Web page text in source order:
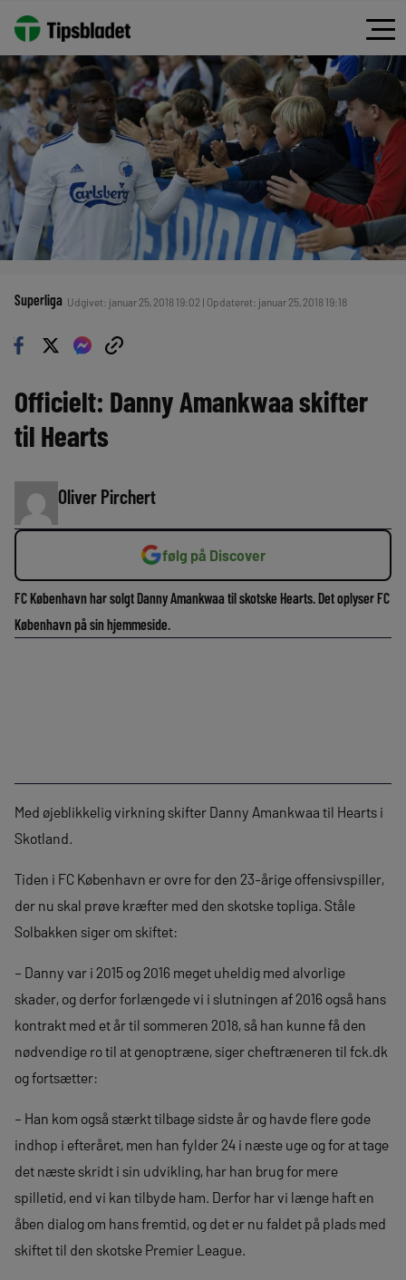
Superliga Udgivet: januar 25, 2018 19:02 | Opdateret: januar 25, 2018 19:18
Officielt: Danny Amankwaa skifter
til Hearts
Oliver Pirchert
følg på Discover
FC København har solgt Danny Amankwaa til skotske Hearts. Det oplyser FC
København på sin hjemmeside.
Med øjeblikkelig virkning skifter Danny Amankwaa til Hearts i
Skotland.
Tiden i FC København er ovre for den 23-årige offensivspiller,
der nu skal prøve kræfter med den skotske topliga. Ståle
Solbakken siger om skiftet:
– Danny var i 2015 og 2016 meget uheldig med alvorlige
skader, og derfor forlængede vi i slutningen af 2016 også hans
kontrakt med et år til sommeren 2018, så han kunne få den
nødvendige ro til at genoptræne, siger cheftræneren til fck.dk
og fortsætter:
– Han kom også stærkt tilbage sidste år og havde flere gode
indhop i efteråret, men han fylder 24 i næste uge og for at tage
det næste skridt i sin udvikling, har han brug for mere
spilletid, end vi kan tilbyde ham. Derfor har vi længe haft en
åben dialog om hans fremtid, og det er nu faldet på plads med
skiftet til den skotske Premier League.